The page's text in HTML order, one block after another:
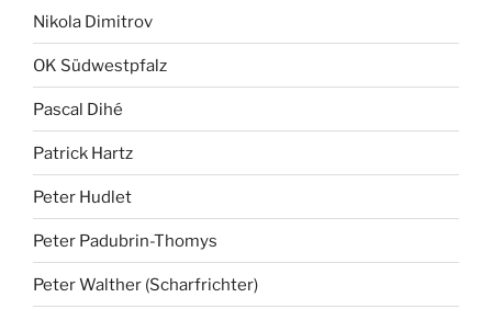
Nikola Dimitrov
OK Südwestpfalz
Pascal Dihé
Patrick Hartz
Peter Hudlet
Peter Padubrin-Thomys
Peter Walther (Scharfrichter)